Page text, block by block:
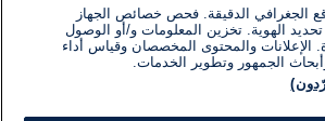
الجغرافي الدقيقة. فحص خصائص الجهاز
الهوية. تخزين المعلومات و/أو الوصول
الإعلانات والمحتوى المخصصان وقياس أداء
الجمهور وتطوير الخدمات.